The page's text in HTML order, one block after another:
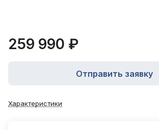
259 990 ₽
Отправить заявку
Характеристики